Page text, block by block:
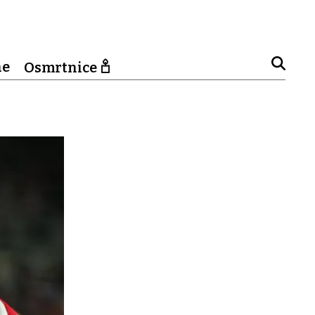
Osmrtnice